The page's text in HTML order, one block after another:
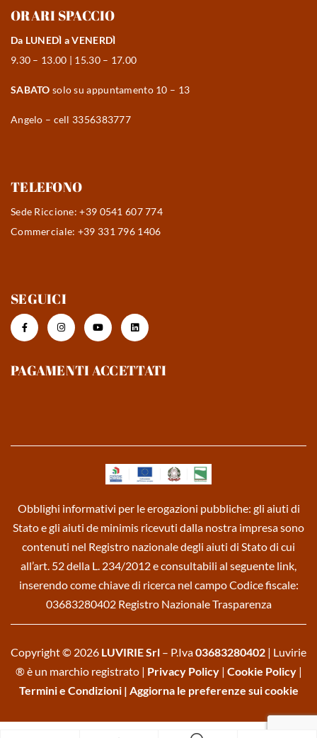
ORARI SPACCIO
Da LUNEDÌ a VENERDÌ
9.30 – 13.00 | 15.30 – 17.00
SABATO solo su appuntamento 10 – 13
Angelo – cell 3356383777
TELEFONO
Sede Riccione: +39 0541 607 774
Commerciale: +39 331 796 1406
SEGUICI
PAGAMENTI ACCETTATI
Obblighi informativi per le erogazioni pubbliche: gli aiuti di
Stato e gli aiuti de minimis ricevuti dalla nostra impresa sono
contenuti nel Registro nazionale degli aiuti di Stato di cui
all’art. 52 della L. 234/2012 e consultabili al seguente link,
inserendo come chiave di ricerca nel campo Codice fiscale:
03683280402 Registro Nazionale Trasparenza
Copyright © 2026 LUVIRIE Srl – P.Iva03683280402 | Luvirie
® è un marchio registrato | Privacy Policy| Cookie Policy|
Termini e Condizioni| Aggiorna le preferenze sui cookie